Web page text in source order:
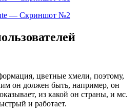
цветные хмели, поэтому,
он должен быть, например, он
из какой он страны, и мс.
и работает.